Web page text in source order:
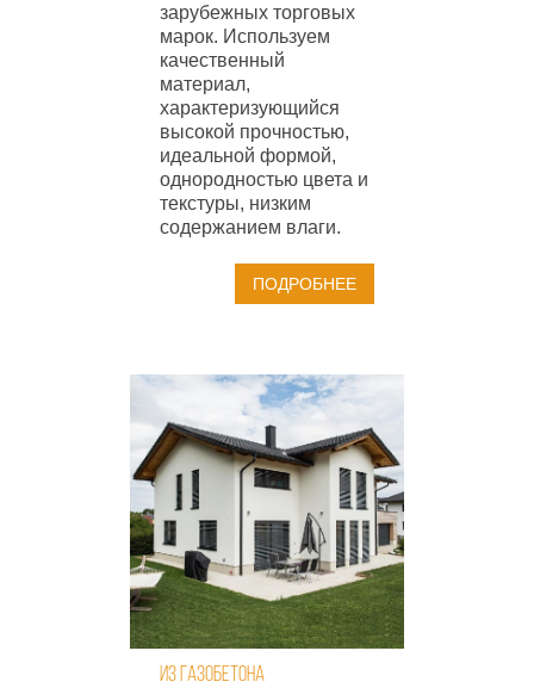
зарубежных торговых
марок. Используем
качественный
материал,
характеризующийся
высокой прочностью,
идеальной формой,
однородностью цвета и
текстуры, низким
содержанием влаги.
ПОДРОБНЕЕ
Из газобетона